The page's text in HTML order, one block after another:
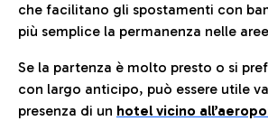
che facilitano gli spostamenti con
più semplice la permanenza nelle
Se la partenza è molto presto o si
con largo anticipo, può essere utile
presenza di un hotel vicino